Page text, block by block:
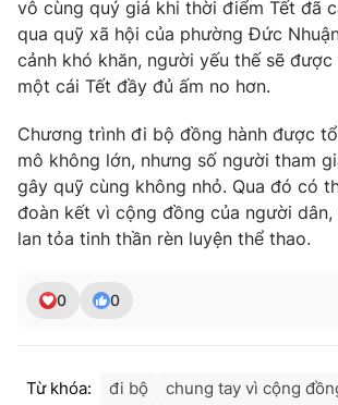
Video Shorts
VTV Money VTV Thể
VTV Sức khoẻ Bất động
Thị trường 24h Tấm lòng
Liên hệ tòa soạn English
vô cùng quý giá khi thời điểm Tết đã
qua quỹ xã hội của phường Đức
cảnh khó khăn, người yếu thế sẽ
một cái Tết đầy đủ ấm no hơn.
Chương trình đi bộ đồng hành được
mô không lớn, nhưng số người tham
gây quỹ cùng không nhỏ. Qua đó có
đoàn kết vì cộng đồng của người
lan tỏa tinh thần rèn luyện thể thao.
0 0
Từ khóa: đi bộ chung tay vì cộng